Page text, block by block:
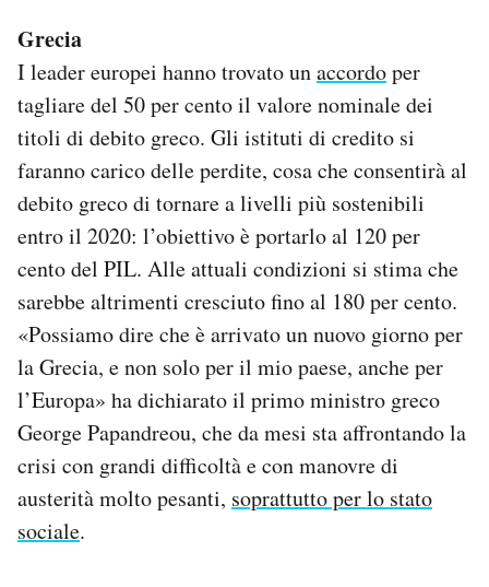
Grecia
I leader europei hanno trovato unaccordoper
tagliare del 50 per cento il valore nominale dei
titoli di debito greco. Gli istituti di credito si
faranno carico delle perdite, cosa che consentirà al
debito greco di tornare a livelli più sostenibili
entro il 2020: l’obiettivo è portarlo al 120 per
cento del PIL. Alle attuali condizioni si stima che
sarebbe altrimenti cresciuto fino al 180 per cento.
«Possiamo dire che è arrivato un nuovo giorno per
la Grecia, e non solo per il mio paese, anche per
l’Europa» ha dichiarato il primo ministro greco
George Papandreou, che da mesi sta affrontando la
crisi con grandi difficoltà e con manovre di
austerità molto pesanti, soprattutto per lo stato
sociale.